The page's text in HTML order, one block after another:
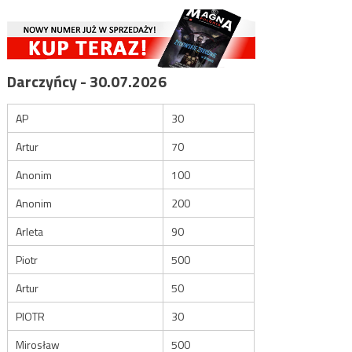
Darczyńcy - 30.07.2026
AP
30
Artur
70
Anonim
100
Anonim
200
Arleta
90
Piotr
500
Artur
50
PIOTR
30
Mirosław
500